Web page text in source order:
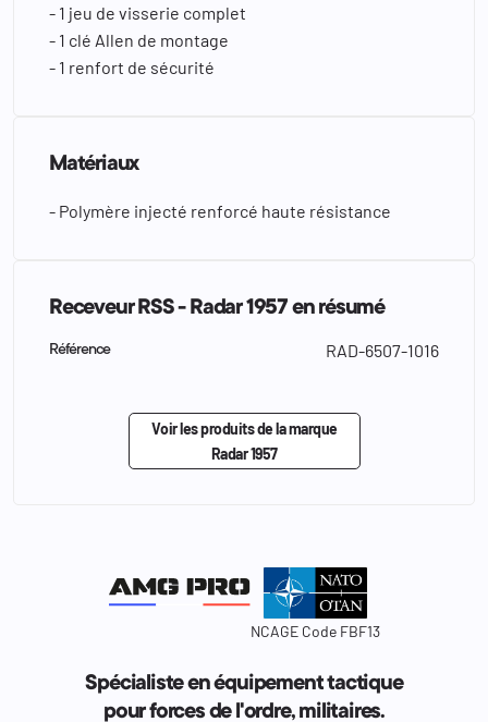
- 1 jeu de visserie complet
- 1 clé Allen de montage
- 1 renfort de sécurité
Matériaux
- Polymère injecté renforcé haute résistance
Receveur RSS - Radar 1957 en résumé
Référence RAD-6507-1016
Voir les produits de la marque
Radar 1957
NCAGE Code FBF13
Spécialiste en équipement tactique
pour forces de l'ordre, militaires.